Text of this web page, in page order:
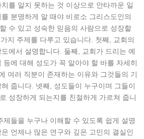
를 알지 못하는 것 이상으로 안타까운 일
분명하게 알 때야 비로소 그리스도인의
수 있고 성숙한 믿음의 사람으로 성장할
지 주제를 다루고 있습니다. 첫째, 교회의
에서 설명합니다. 둘째, 교회가 드리는 예
등에 대해 성도가 꼭 알아야 할 바를 자세히
여러 직분이 존재하는 이유와 그것들의 기
줍니다. 넷째, 성도들이 누구이며 그들이
성장하게 되는지를 친절하게 가르쳐 줍니
제들을 누구나 이해할 수 있도록 쉽게 설명
언제나 많은 연구와 깊은 고민의 결실인